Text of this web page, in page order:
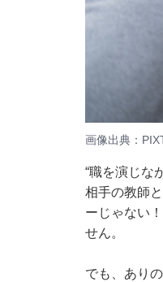
画像出典：
“職を演じな
相手の教師
ーじゃない
せん。
でも、あり